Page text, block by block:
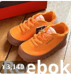
ー 黒 ベビー 12cm
¥3,140